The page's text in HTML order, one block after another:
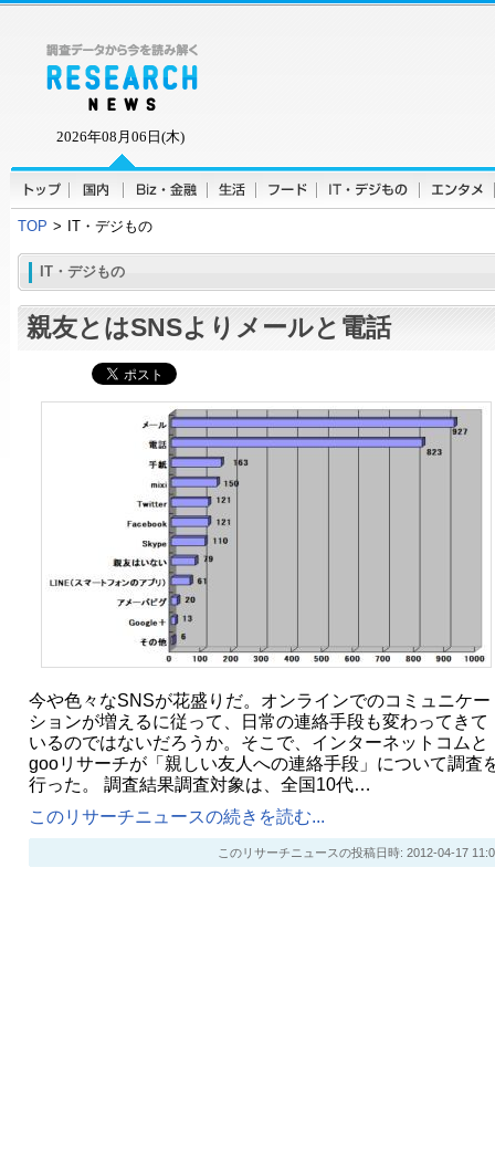
2026年08月06日(木)
TOP > IT・デジもの
IT・デジもの
親友とはSNSよりメールと電話
今や色々なSNSが花盛りだ。オンラインでのコミュニケー
ションが増えるに従って、日常の連絡手段も変わってきて
いるのではないだろうか。そこで、インターネットコムと
gooリサーチが「親しい友人への連絡手段」について調査
行った。 調査結果調査対象は、全国10代…
このリサーチニュースの続きを読む...
このリサーチニュースの投稿日時: 2012-04-17